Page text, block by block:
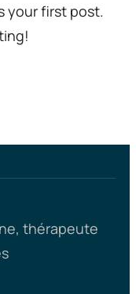
your first post.
thérapeute